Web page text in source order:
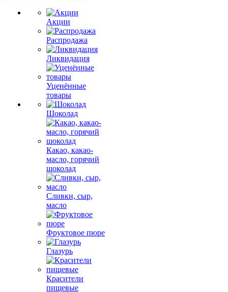
Акции
Распродажа
Ликвидация
Уценённые
товары
Шоколад
Какао, какао-
масло, горячий
шоколад
Сливки, сыр,
масло
Фруктовое пюре
Глазурь
Красители
пищевые